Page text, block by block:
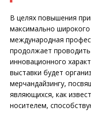
В целях повышения
максимально широкого
международная
продолжает
инновационного
выставки будет
мерчандайзингу,
являющихся, как
носителем,